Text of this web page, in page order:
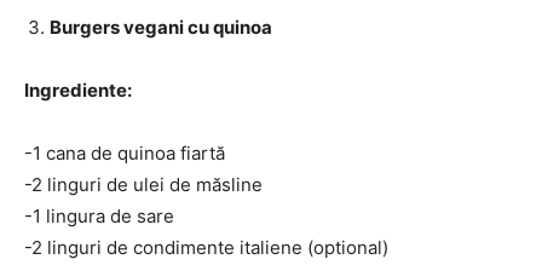
Burgers vegani cu quinoa
Ingrediente:
-1 cana de quinoa fiartă
-2 linguri de ulei de măsline
-1 lingura de sare
-2 linguri de condimente italiene (optional)